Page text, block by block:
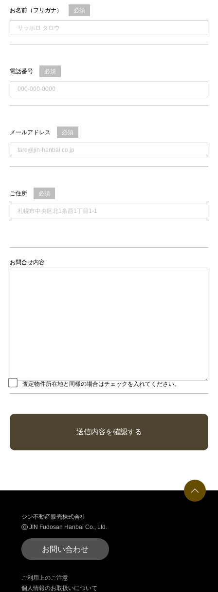
お名前（フリガナ） 必須
電話番号 必須
メールアドレス 必須
ご住所 必須
査定物件所在地と同様の場合はチェックを入れてください。
お問合せ内容
ジン不動産販売株式会社
© JIN Fudosan Hanbai Co., Ltd.
お問い合わせ
ご利用上のご注意
個人情報のお取扱いについて